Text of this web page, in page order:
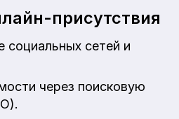
присутствия
социальных сетей и
через поисковую